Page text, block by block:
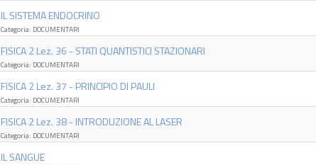
IL SISTEMA ENDOCRINO
Categoria: DOCUMENTARI
FISICA 2 Lez. 36 - STATI QUANTISTICI STAZIONARI
Categoria: DOCUMENTARI
FISICA 2 Lez. 37 - PRINCIPIO DI PAULI
Categoria: DOCUMENTARI
FISICA 2 Lez. 38 - INTRODUZIONE AL LASER
Categoria: DOCUMENTARI
IL SANGUE